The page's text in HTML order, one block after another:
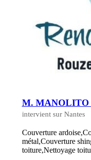
M. MANOLITO
intervient sur Nantes
Couverture
métal,Couverture
toiture,Nettoyage